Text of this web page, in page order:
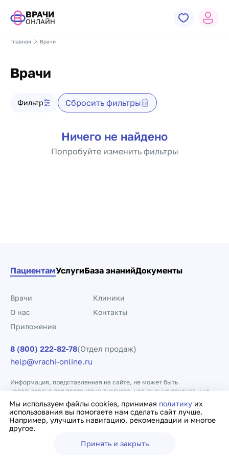
ВРАЧИ
ОНЛАЙН
Главная Врачи
Врачи
Фильтр врачей
Фильтр Сбросить фильтры
Список врачейНичего не найдено
Попробуйте изменить фильтры
Мы используем файлы cookies, принимая политику их
использования вы помогаете нам сделать сайт лучше.
Например, улучшить навигацию, рекомендации и многое
другое.
Принять и закрыть
ПациентамУслугиБаза знанийДокументы
Врачи
Клиники
О нас
Контакты
Приложение
8 (800) 222-82-78(Отдел продаж)
help@vrachi-online.ru
Информация, представленная на сайте, не может быть
использована для постановки диагноза, назначения лечения и не
заменяет прием врача.
Политика конфиденциальности Договор оферты